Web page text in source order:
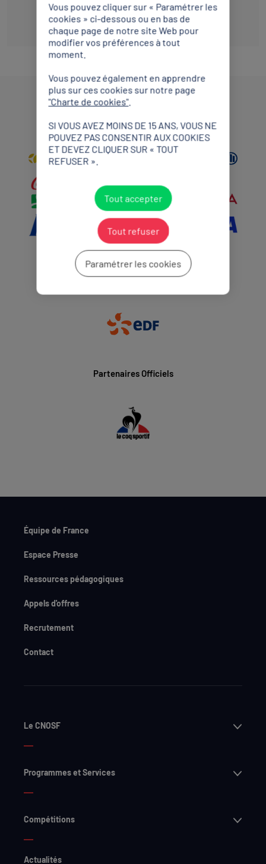
Télécharger
Partenaires Mondiaux
Partenaires Premium
Partenaires Officiels
Équipe de France
Espace Presse
Ressources pédagogiques
Appels d'offres
Recrutement
Contact
Le CNOSF
Programmes et Services
Compétitions
Actualités
Vous pouvez cliquer sur « Paramétrer les
cookies » ci-dessous ou en bas de
chaque page de notre site Web pour
modifier vos préférences à tout
moment.
Vous pouvez également en apprendre
plus sur ces cookies sur notre page
"Charte de cookies".
SI VOUS AVEZ MOINS DE 15 ANS, VOUS NE
POUVEZ PAS CONSENTIR AUX COOKIES
ET DEVEZ CLIQUER SUR « TOUT
REFUSER ».
Tout accepter
Tout refuser
Paramétrer les cookies